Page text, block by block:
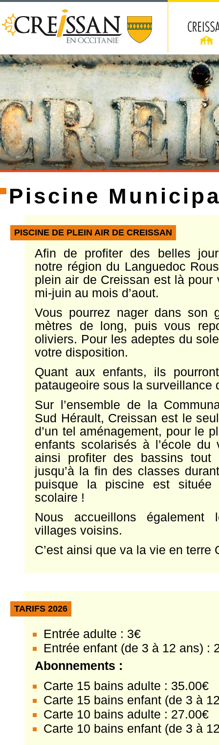
Piscine
PISCINE DE PLEIN AIR DE CREISSAN
Afin de profiter des belles
notre région du Languedoc
plein air de Creissan est là pour
mi-juin au mois d’aout.
Vous pourrez nager dans son
mètres de long, puis vous
oliviers. Pour les adeptes du
votre disposition.
Quant aux enfants, ils
pataugeoire sous la surveillance
Sur l’ensemble de la
Sud Hérault, Creissan est le
d’un tel aménagement, pour le
enfants scolarisés à l’école du
ainsi profiter des bassins
jusqu’à la fin des classes
puisque la piscine est
scolaire !
Nous accueillons également
villages voisins.
C’est ainsi que va la vie en
TARIFS 2026
Entrée adulte : 3€
Entrée enfant (de 3 à 12 ans) :
Abonnements :
Carte 15 bains adulte : 35.00€
Carte 15 bains enfant (de 3 à
Carte 10 bains adulte : 27.00€
Carte 10 bains enfant (de 3 à